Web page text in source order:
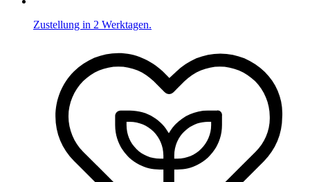
Zustellung in 2 Werktagen.